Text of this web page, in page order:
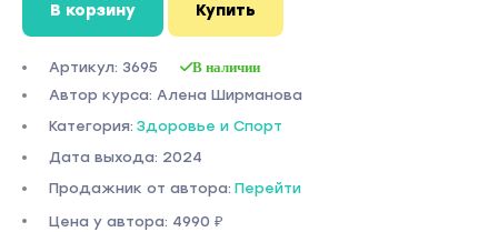
В корзину Купить
Артикул: 3695 В наличии
Автор курса: Алена Ширманова
Категория: Здоровье и Спорт
Дата выхода: 2024
Продажник от автора: Перейти
Цена у автора: 4990 ₽